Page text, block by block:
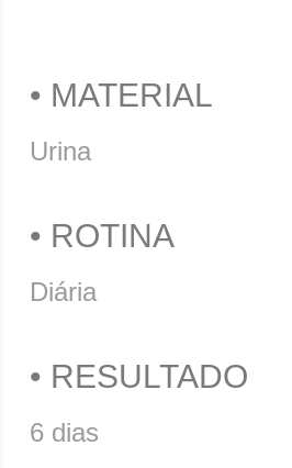
• MATERIAL
Urina
• ROTINA
Diária
• RESULTADO
6 dias